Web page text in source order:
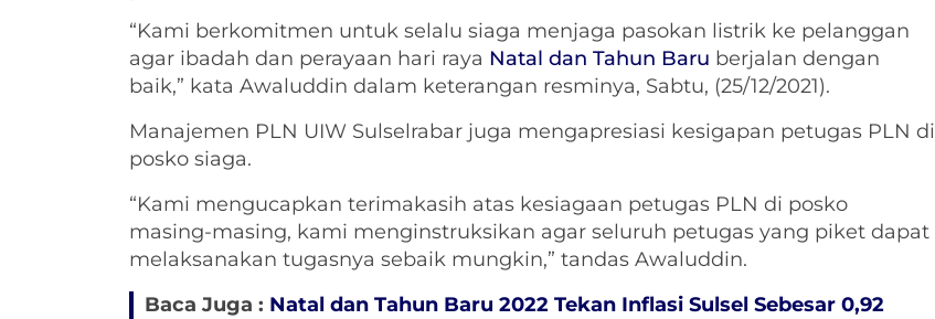
“Kami berkomitmen untuk selalu siaga menjaga pasokan listrik ke pelanggan
agar ibadah dan perayaan hari raya Natal dan Tahun Baru berjalan dengan
baik,” kata Awaluddin dalam keterangan resminya, Sabtu, (25/12/2021).
Manajemen PLN UIW Sulselrabar juga mengapresiasi kesigapan petugas PLN di
posko siaga.
“Kami mengucapkan terimakasih atas kesiagaan petugas PLN di posko
masing-masing, kami menginstruksikan agar seluruh petugas yang piket dapat
melaksanakan tugasnya sebaik mungkin,” tandas Awaluddin.
Baca Juga : Natal dan Tahun Baru 2022 Tekan Inflasi Sulsel Sebesar 0,92